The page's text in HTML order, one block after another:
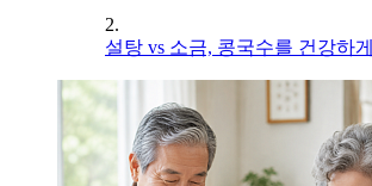
2.
설탕 vs 소금, 콩국수를 건강하